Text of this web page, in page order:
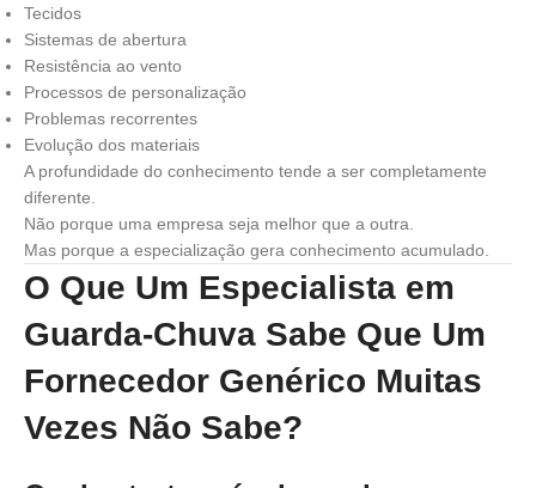
Tecidos
Sistemas de abertura
Resistência ao vento
Processos de personalização
Problemas recorrentes
Evolução dos materiais
A profundidade do conhecimento tende a ser completamente
diferente.
Não porque uma empresa seja melhor que a outra.
Mas porque a especialização gera conhecimento acumulado.
O Que Um Especialista em
Guarda-Chuva Sabe Que Um
Fornecedor Genérico Muitas
Vezes Não Sabe?